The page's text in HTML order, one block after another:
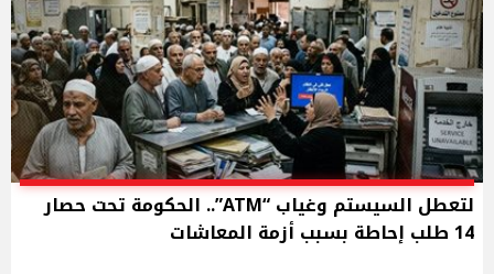
لتعطل السيستم وغياب “ATM”.. الحكومة تحت حصار
14 طلب إحاطة بسبب أزمة المعاشات